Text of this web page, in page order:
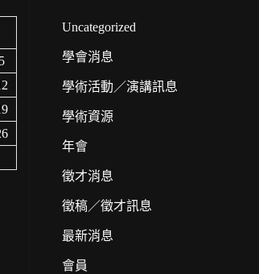
5
Uncategorized
學會消息
學術活動／演講訊息
學術資源
年會
徵才消息
徵稿／徵才訊息
最新消息
會員